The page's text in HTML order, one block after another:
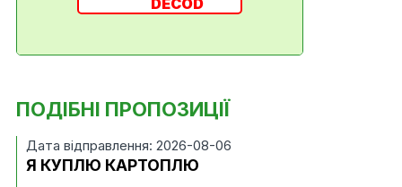
ПОДІБНІ ПРОПОЗИЦІЇ
Дата відправлення: 2026-08-06
Я КУПЛЮ КАРТОПЛЮ